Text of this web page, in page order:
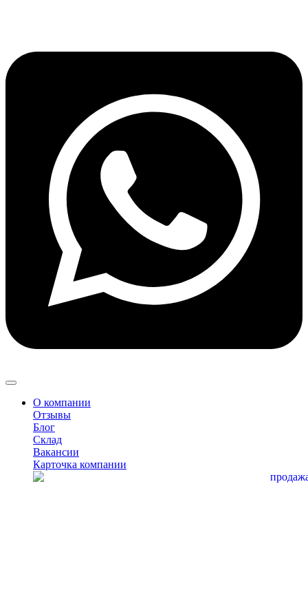
О компании
Отзывы
Блог
Склад
Вакансии
Карточка компании